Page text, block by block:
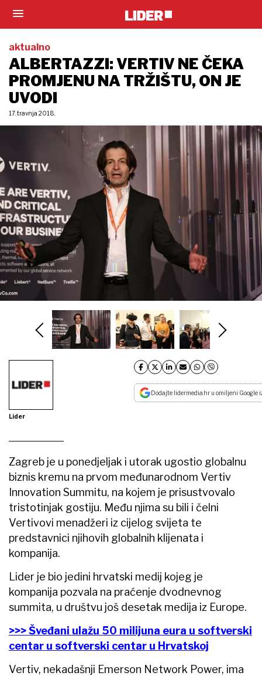
aktualno
ALBERTAZZI: VERTIV NE ČEKA
PROMJENU NA TRŽIŠTU, ON JE
UVODI
17. travnja 2018.
Lider
Dodajte lidermedia.hr u omiljeni Google
Zagreb je u ponedjeljak i utorak ugostio globalnu
biznis kremu na prvom međunarodnom Vertiv
Innovation Summitu, na kojem je prisustvovalo
tristotinjak gostiju. Među njima su bili i čelni
Vertivovi menadžeri iz cijelog svijeta te
predstavnici njihovih globalnih klijenata i
kompanija.
Lider je bio jedini hrvatski medij kojeg je
kompanija pozvala na praćenje dvodnevnog
summita, u društvu još desetak medija iz Europe.
>>> Šveđani ulažu 50 milijuna eura u softverski
centar u softverski centar u Hrvatskoj
Vertiv, nekadašnji Emerson Network Power, ima